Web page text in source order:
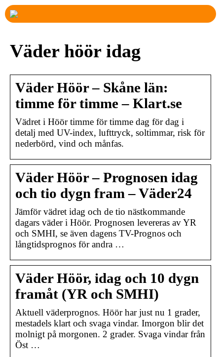
Väder höör idag
Väder Höör – Skåne län:
timme för timme – Klart.se
Vädret i Höör timme för timme dag för dag i
detalj med UV-index, lufttryck, soltimmar, risk för
nederbörd, vind och månfas.
Väder Höör – Prognosen idag
och tio dygn fram – Väder24
Jämför vädret idag och de tio nästkommande
dagars väder i Höör. Prognosen levereras av YR
och SMHI, se även dagens TV-Prognos och
långtidsprognos för andra …
Väder Höör, idag och 10 dygn
framåt (YR och SMHI)
Aktuell väderprognos. Höör har just nu 1 grader,
mestadels klart och svaga vindar. Imorgon blir det
molnigt på morgonen. 2 grader. Svaga vindar från
Öst …